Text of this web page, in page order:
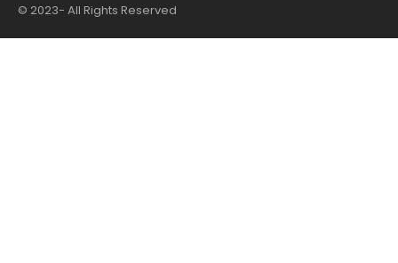
© 2023- All Rights Reserved